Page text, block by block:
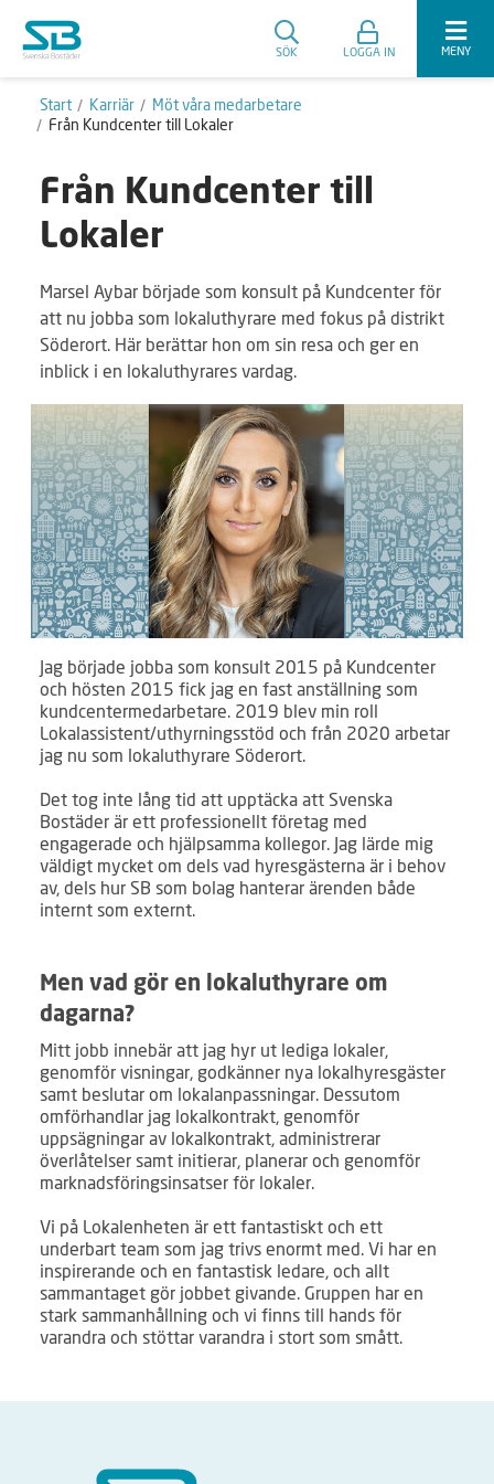
SÖK LOGGA IN MENY
Start Karriär
Möt våra medarbetare
Från Kundcenter till Lokaler
Från Kundcenter till
Lokaler
Marsel Aybar började som konsult på Kundcenter för
att nu jobba som lokaluthyrare med fokus på distrikt
Söderort. Här berättar hon om sin resa och ger en
inblick i en lokaluthyrares vardag.
Jag började jobba som konsult 2015 på Kundcenter
och hösten 2015 fick jag en fast anställning som
kundcentermedarbetare. 2019 blev min roll
Lokalassistent/uthyrningsstöd och från 2020 arbetar
jag nu som lokaluthyrare Söderort.
Det tog inte lång tid att upptäcka att Svenska
Bostäder är ett professionellt företag med
engagerade och hjälpsamma kollegor. Jag lärde mig
väldigt mycket om dels vad hyresgästerna är i behov
av, dels hur SB som bolag hanterar ärenden både
internt som externt.
Men vad gör en lokaluthyrare om
dagarna?
Mitt jobb innebär att jag hyr ut lediga lokaler,
genomför visningar, godkänner nya lokalhyresgäster
samt beslutar om lokalanpassningar. Dessutom
omförhandlar jag lokalkontrakt, genomför
uppsägningar av lokalkontrakt, administrerar
överlåtelser samt initierar, planerar och genomför
marknadsföringsinsatser för lokaler.
Vi på Lokalenheten är ett fantastiskt och ett
underbart team som jag trivs enormt med. Vi har en
inspirerande och en fantastisk ledare, och allt
sammantaget gör jobbet givande. Gruppen har en
stark sammanhållning och vi finns till hands för
varandra och stöttar varandra i stort som smått.